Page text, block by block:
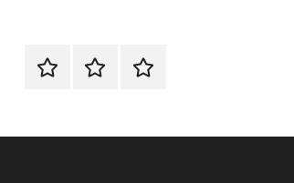
الرئيسيةاتصل
اتـصـل